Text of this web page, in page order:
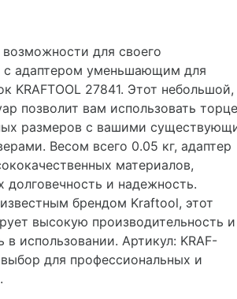
для своего
с адаптером уменьшающим для
KRAFTOOL 27841. Этот
позволит вам использовать
размеров с вашими
Весом всего 0.05 кг, адаптер
материалов,
и надежность.
брендом Kraftool, этот
высокую производительность и
в использовании. Артикул: KRAF-
для профессиональных и